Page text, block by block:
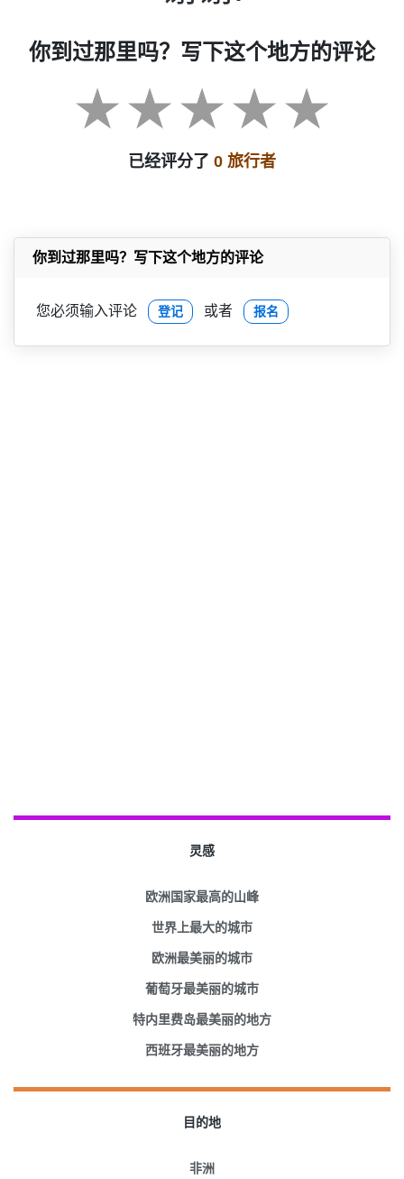
你到过那里吗？写下这个地方的评论
已经评分了 0 旅行者
你到过那里吗？写下这个地方的评论
您必须输入评论 登记 或者 报名
灵感
欧洲国家最高的山峰
世界上最大的城市
欧洲最美丽的城市
葡萄牙最美丽的城市
特内里费岛最美丽的地方
西班牙最美丽的地方
目的地
非洲